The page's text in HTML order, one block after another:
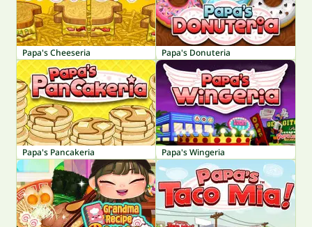
Papa's Cheeseria Papa's Donuteria
Papa's Pancakeria Papa's Wingeria